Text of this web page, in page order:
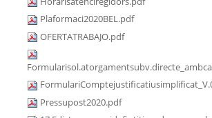
Plaformaci2020BEL.pdf
OFERTATRABAJO.pdf
Pressupost2020.pdf